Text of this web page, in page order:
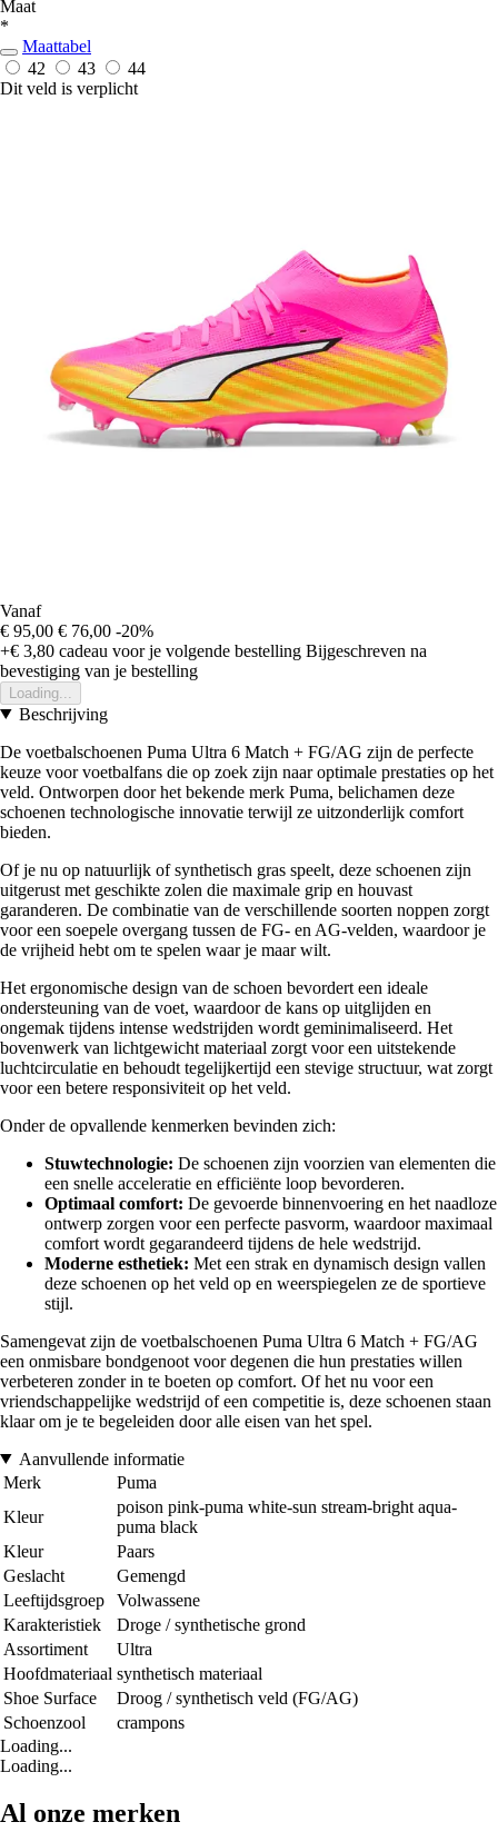
Maat
*
Maattabel
42
43
44
Dit veld is verplicht
Vanaf
€ 95,00 € 76,00 -20%
+€ 3,80 cadeau voor je volgende bestelling Bijgeschreven na
bevestiging van je bestelling
Loading...
Beschrijving
De voetbalschoenen Puma Ultra 6 Match + FG/AG zijn de perfecte
keuze voor voetbalfans die op zoek zijn naar optimale prestaties op het
veld. Ontworpen door het bekende merk Puma, belichamen deze
schoenen technologische innovatie terwijl ze uitzonderlijk comfort
bieden.
Of je nu op natuurlijk of synthetisch gras speelt, deze schoenen zijn
uitgerust met geschikte zolen die maximale grip en houvast
garanderen. De combinatie van de verschillende soorten noppen zorgt
voor een soepele overgang tussen de FG- en AG-velden, waardoor je
de vrijheid hebt om te spelen waar je maar wilt.
Het ergonomische design van de schoen bevordert een ideale
ondersteuning van de voet, waardoor de kans op uitglijden en
ongemak tijdens intense wedstrijden wordt geminimaliseerd. Het
bovenwerk van lichtgewicht materiaal zorgt voor een uitstekende
luchtcirculatie en behoudt tegelijkertijd een stevige structuur, wat zorgt
voor een betere responsiviteit op het veld.
Onder de opvallende kenmerken bevinden zich:
Stuwtechnologie: De schoenen zijn voorzien van elementen die
een snelle acceleratie en efficiënte loop bevorderen.
Optimaal comfort: De gevoerde binnenvoering en het naadloze
ontwerp zorgen voor een perfecte pasvorm, waardoor maximaal
comfort wordt gegarandeerd tijdens de hele wedstrijd.
Moderne esthetiek: Met een strak en dynamisch design vallen
deze schoenen op het veld op en weerspiegelen ze de sportieve
stijl.
Samengevat zijn de voetbalschoenen Puma Ultra 6 Match + FG/AG
een onmisbare bondgenoot voor degenen die hun prestaties willen
verbeteren zonder in te boeten op comfort. Of het nu voor een
vriendschappelijke wedstrijd of een competitie is, deze schoenen staan
klaar om je te begeleiden door alle eisen van het spel.
Aanvullende informatie
Merk
Puma
Kleur
poison pink-puma white-sun stream-bright aqua-
puma black
Kleur
Paars
Geslacht
Gemengd
Leeftijdsgroep
Volwassene
Karakteristiek
Droge / synthetische grond
Assortiment
Ultra
Hoofdmateriaal synthetisch materiaal
Shoe Surface
Droog / synthetisch veld (FG/AG)
Schoenzool
crampons
Loading...
Loading...
Al onze merken